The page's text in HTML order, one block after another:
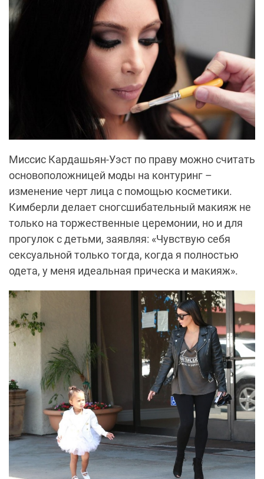
Миссис Кардашьян-Уэст по праву можно считать
основоположницей моды на контуринг –
изменение черт лица с помощью косметики.
Кимберли делает сногсшибательный макияж не
только на торжественные церемонии, но и для
прогулок с детьми, заявляя: «Чувствую себя
сексуальной только тогда, когда я полностью
одета, у меня идеальная прическа и макияж».